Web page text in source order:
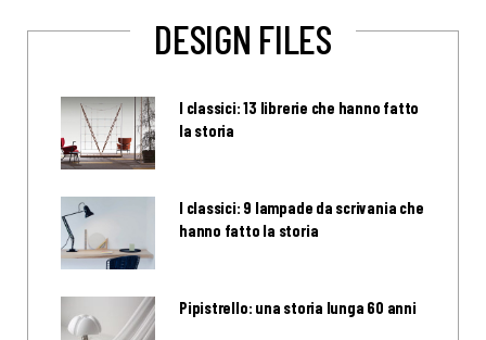
DESIGN FILES
I classici: 13 librerie che hanno fatto
la storia
I classici: 9 lampade da scrivania che
hanno fatto la storia
Pipistrello: una storia lunga 60 anni